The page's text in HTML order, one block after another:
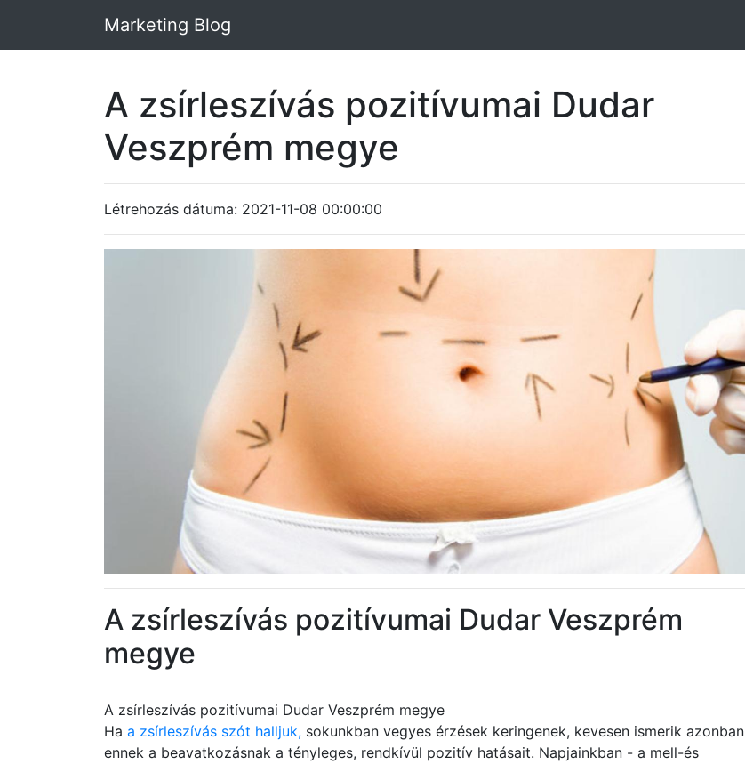
Marketing Blog
A zsírleszívás pozitívumai Dudar
Veszprém megye
Létrehozás dátuma: 2021-11-08 00:00:00
A zsírleszívás pozitívumai Dudar Veszprém
megye
A zsírleszívás pozitívumai Dudar Veszprém megye
Ha a zsírleszívás szót halljuk, sokunkban vegyes érzések keringenek, kevesen ismerik azonban
ennek a beavatkozásnak a tényleges, rendkívül pozitív hatásait. Napjainkban - a mell-és